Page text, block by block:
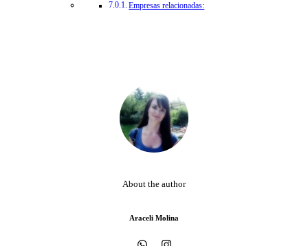
Empresas relacionadas:
About the author
Araceli Molina